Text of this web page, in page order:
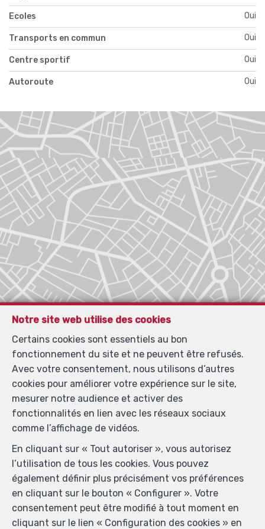
Ecoles Oui
Transports en commun Oui
Centre sportif Oui
Autoroute Oui
Localiser sur la carte
Notre site web utilise des cookies
Certains cookies sont essentiels au bon
fonctionnement du site et ne peuvent être refusés.
Avec votre consentement, nous utilisons d’autres
cookies pour améliorer votre expérience sur le site,
mesurer notre audience et activer des
fonctionnalités en lien avec les réseaux sociaux
comme l’affichage de vidéos.
En cliquant sur « Tout autoriser », vous autorisez
l’utilisation de tous les cookies. Vous pouvez
également définir plus précisément vos préférences
en cliquant sur le bouton « Configurer ». Votre
consentement peut être modifié à tout moment en
cliquant sur le lien « Configuration des cookies » en